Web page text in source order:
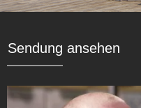
Sendung ansehen